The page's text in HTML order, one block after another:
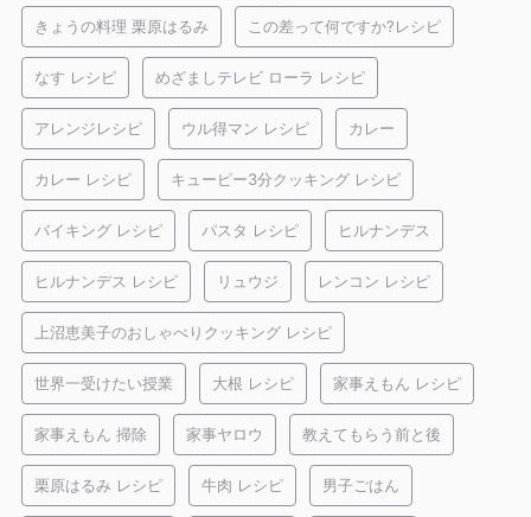
きょうの料理 栗原はるみ この差って何ですか?レシピ
なす レシピ めざましテレビ ローラ レシピ
アレンジレシピ ウル得マン レシピ カレー
カレー レシピ キューピー3分クッキング レシピ
バイキング レシピ パスタ レシピ ヒルナンデス
ヒルナンデス レシピ リュウジ レンコン レシピ
上沼恵美子のおしゃべりクッキング レシピ
世界一受けたい授業 大根 レシピ 家事えもん レシピ
家事えもん 掃除 家事ヤロウ 教えてもらう前と後
栗原はるみ レシピ 牛肉 レシピ 男子ごはん